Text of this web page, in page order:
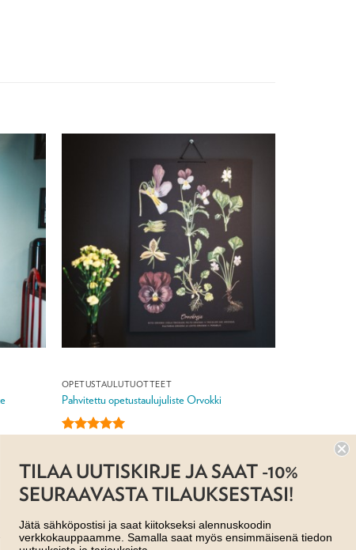
OPETUSTAULUTUOTTEET
Pahvitettu opetustaulujuliste Orvokki
/ 5
Jälleenmyyjä: Taito Shop
TILAA UUTISKIRJE JA SAAT -10%
SEURAAVASTA TILAUKSESTASI!
Jätä sähköpostisi ja saat kiitokseksi alennuskoodin
verkkokauppaamme. Samalla saat myös ensimmäisenä tiedon